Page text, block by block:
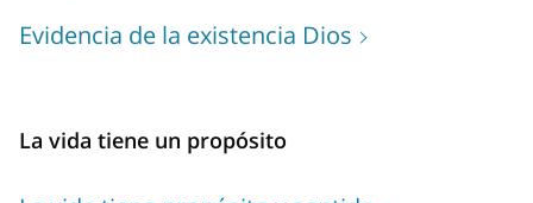
Evidencia de la existencia Dios
La vida tiene un propósito